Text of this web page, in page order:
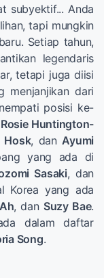
subyektif... Anda
tapi mungkin
Setiap tahun,
legendaris
tetapi juga diisi
menjanjikan dari
posisi ke-
Rosie Huntington-
Hosk, dan Ayumi
yang ada di
Sasaki, dan
Korea yang ada
, dan Suzy Bae.
dalam daftar
Song.